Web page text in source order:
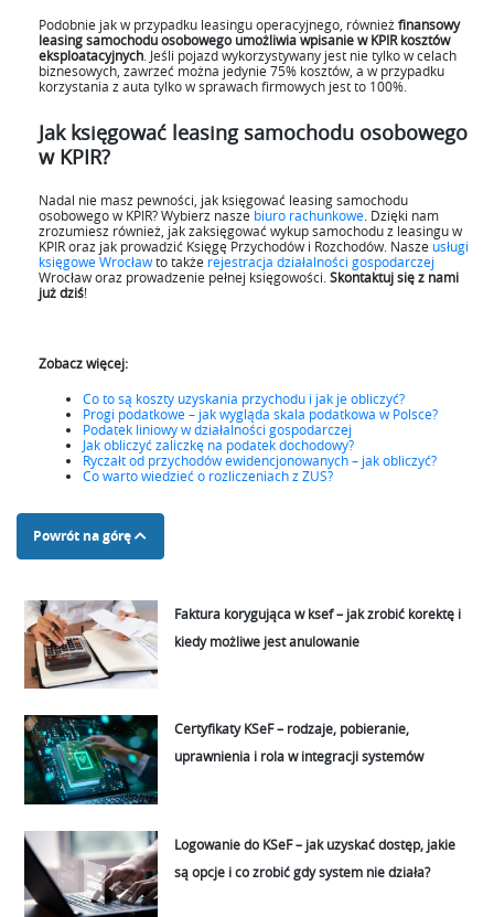
Podobnie jak w przypadku leasingu operacyjnego, również finansowy
leasing samochodu osobowego umożliwia wpisanie w KPIR kosztów
eksploatacyjnych . Jeśli pojazd wykorzystywany jest nie tylko w celach
biznesowych, zawrzeć można jedynie 75% kosztów, a w przypadku
korzystania z auta tylko w sprawach firmowych jest to 100%.
Jak księgować leasing samochodu osobowego
w KPIR?
Nadal nie masz pewności, jak księgować leasing samochodu
osobowego w KPIR? Wybierz naszebiuro rachunkowe . Dzięki nam
zrozumiesz również, jak zaksięgować wykup samochodu z leasingu w
KPIR oraz jak prowadzić Księgę Przychodów i Rozchodów. Nasze usługi
księgowe Wrocławto także rejestracja działalności gospodarczej
Wrocław oraz prowadzenie pełnej księgowości. Skontaktuj się z nami
już dziś!
Zobacz więcej:
Co to są koszty uzyskania przychodu i jak je obliczyć?
Progi podatkowe – jak wygląda skala podatkowa w Polsce?
Podatek liniowy w działalności gospodarczej
Jak obliczyć zaliczkę na podatek dochodowy?
Ryczałt od przychodów ewidencjonowanych – jak obliczyć?
Co warto wiedzieć o rozliczeniach z ZUS?
Powrót na górę
Faktura korygująca w ksef – jak zrobić korektę i
kiedy możliwe jest anulowanie
Certyfikaty KSeF – rodzaje, pobieranie,
uprawnienia i rola w integracji systemów
Logowanie do KSeF – jak uzyskać dostęp, jakie
są opcje i co zrobić gdy system nie działa?